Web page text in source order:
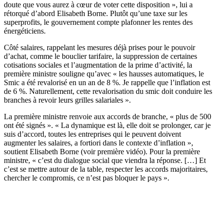
doute que vous aurez à cœur de voter cette disposition », lui a
rétorqué d’abord Elisabeth Borne. Plutôt qu’une taxe sur les
superprofits, le gouvernement compte plafonner les rentes des
énergéticiens.
Côté salaires, rappelant les mesures déjà prises pour le pouvoir
d’achat, comme le bouclier tarifaire, la suppression de certaines
cotisations sociales et l’augmentation de la prime d’activité, la
première ministre souligne qu’avec « les hausses automatiques, le
Smic a été revalorisé en un an de 8 %. Je rappelle que l’inflation est
de 6 %. Naturellement, cette revalorisation du smic doit conduire les
branches à revoir leurs grilles salariales ».
La première ministre renvoie aux accords de branche, « plus de 500
ont été signés ». « La dynamique est là, elle doit se prolonger, car je
suis d’accord, toutes les entreprises qui le peuvent doivent
augmenter les salaires, a fortiori dans le contexte d’inflation »,
soutient Elisabeth Borne (voir première vidéo). Pour la première
ministre, « c’est du dialogue social que viendra la réponse. […] Et
c’est se mettre autour de la table, respecter les accords majoritaires,
chercher le compromis, ce n’est pas bloquer le pays ».